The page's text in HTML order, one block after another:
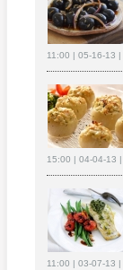
11:00 | 05-16-13 |
15:00 | 04-04-13 |
11:00 | 03-07-13 |